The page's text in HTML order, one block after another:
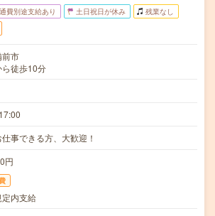
費別途支給あり 土日祝日が休み 残業なし
前市
徒歩10分
事できる方、大歓迎！
円
内支給